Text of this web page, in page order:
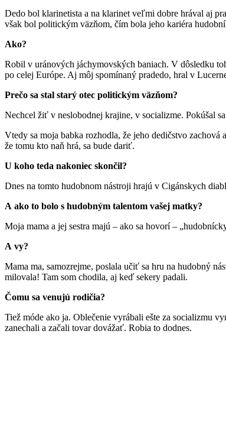
Dedo bol klarinetista a na klarinet veľmi dobre hrával aj
však bol politickým väzňom, čím bola jeho kariéra
Ako?
Robil v uránových jáchymovských baniach. V dôsledku
po celej Európe. Aj môj spomínaný pradedo, hral v
Prečo sa stal starý otec politickým väzňom?
Nechcel žiť v neslobodnej krajine, v socializme. Pokúšal
Vtedy sa moja babka rozhodla, že jeho dedičstvo
že tomu kto naň hrá, sa bude dariť.
U koho teda nakoniec skončil?
Dnes na tomto hudobnom nástroji hrajú v Cigánskych
A ako to bolo s hudobným talentom vašej matky?
Moja mama a jej sestra majú – ako sa hovorí –
A vy?
Mama ma, samozrejme, poslala učiť sa hru na hudobný
milovala! Tam som chodila, aj keď sekery padali.
Čomu sa venujú rodičia?
Tiež móde ako ja. Oblečenie vyrábali ešte za socializmu
zanechali a začali tovar dovážať. Robia to dodnes.